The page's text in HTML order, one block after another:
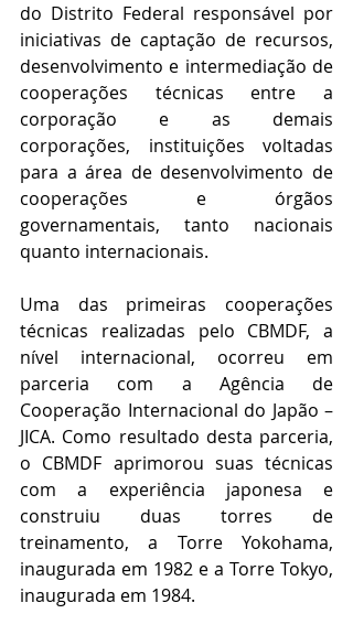
do Distrito Federal responsável por
iniciativas de captação de recursos,
desenvolvimento e intermediação de
cooperações técnicas entre a
corporação e as demais
corporações, instituições voltadas
para a área de desenvolvimento de
cooperações e órgãos
governamentais, tanto nacionais
quanto internacionais.
Uma das primeiras cooperações
técnicas realizadas pelo CBMDF, a
nível internacional, ocorreu em
parceria com a Agência de
Cooperação Internacional do Japão –
JICA. Como resultado desta parceria,
o CBMDF aprimorou suas técnicas
com a experiência japonesa e
construiu duas torres de
treinamento, a Torre Yokohama,
inaugurada em 1982 e a Torre Tokyo,
inaugurada em 1984.